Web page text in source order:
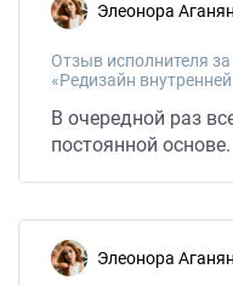
Элеонора Аганян
Отзыв исполнителя
«Редизайн
В очередной раз
постоянной основе.
Элеонора Аганян